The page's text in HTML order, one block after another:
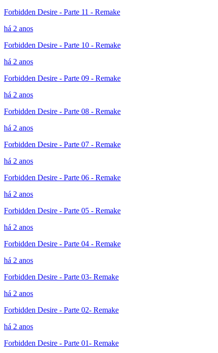
Forbidden Desire - Parte 11 - Remake
há 2 anos
Forbidden Desire - Parte 10 - Remake
há 2 anos
Forbidden Desire - Parte 09 - Remake
há 2 anos
Forbidden Desire - Parte 08 - Remake
há 2 anos
Forbidden Desire - Parte 07 - Remake
há 2 anos
Forbidden Desire - Parte 06 - Remake
há 2 anos
Forbidden Desire - Parte 05 - Remake
há 2 anos
Forbidden Desire - Parte 04 - Remake
há 2 anos
Forbidden Desire - Parte 03- Remake
há 2 anos
Forbidden Desire - Parte 02- Remake
há 2 anos
Forbidden Desire - Parte 01- Remake